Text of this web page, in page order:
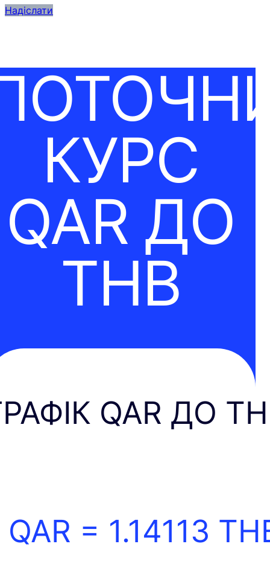
Надіслати
КУРС
QAR ДО
THB
QAR ДО
QAR = 1.14113